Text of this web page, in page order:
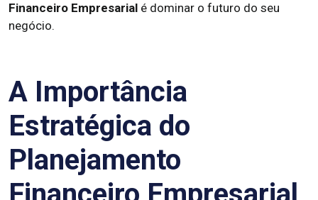
Financeiro Empresarial é dominar o futuro do seu
negócio.
A Importância
Estratégica do
Planejamento